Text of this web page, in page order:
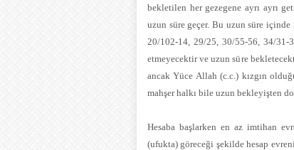
bekletilen her gezegene ayrı ayrı
uzun süre geçer. Bu uzun süre içinde
20/102-14, 29/25, 30/55-56, 34/31-
etmeyecektir ve uzun süre
ancak Yüce Allah (c.c.) kızgın
mahşer halkı bile uzun bekleyişten
Hesaba başlarken en az imtihan
(ufukta) göreceği şekilde hesap